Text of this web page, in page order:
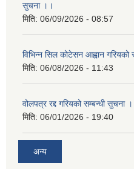
सुचना ।।
मिति: 06/09/2026 - 08:57
विभिन्न सिल कोटेसन आह्वान
मिति: 06/08/2026 - 11:43
वोलपत्र रद्द गरियको सम्बन्धी सुचना
मिति: 06/01/2026 - 19:40
अन्य